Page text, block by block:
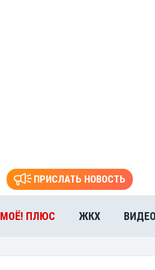
ПРИСЛАТЬ НОВОСТЬ
МОЁ! ПЛЮС ЖКХ ВИДЕО